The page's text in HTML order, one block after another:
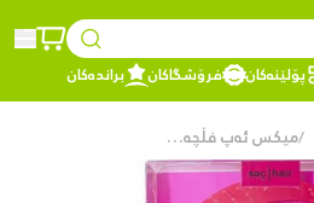
پۆلێنەکان فرۆشگاکان براندەکان
/ میکس ئەپ فڵچەی قژ– 3D Soft Touch – پلاستیک – پەمەیی